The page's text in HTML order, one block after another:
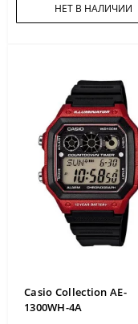
НЕТ В НАЛИЧИИ
Casio Collection AE-
1300WH-4A